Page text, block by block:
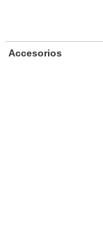
Accesorios